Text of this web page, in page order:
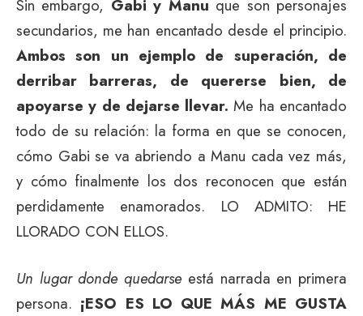
Sin embargo, Gabi y Manu que son personajes
secundarios, me han encantado desde el principio.
Ambos son un ejemplo de superación, de
derribar barreras, de quererse bien, de
apoyarse y de dejarse llevar. Me ha encantado
todo de su relación: la forma en que se conocen,
cómo Gabi se va abriendo a Manu cada vez más,
y cómo finalmente los dos reconocen que están
perdidamente enamorados. LO ADMITO: HE
LLORADO CON ELLOS.
Un lugar donde quedarse está narrada en primera
persona. ¡ESO ES LO QUE MÁS ME GUSTA